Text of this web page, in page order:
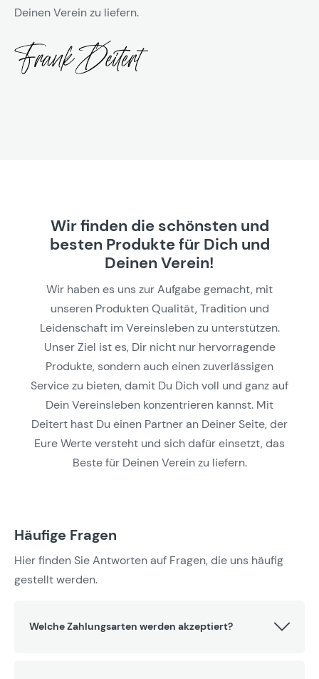
Deinen Verein zu liefern.
Wir finden die schönsten und
besten Produkte für Dich und
Deinen Verein!
Wir haben es uns zur Aufgabe gemacht, mit
unseren Produkten Qualität, Tradition und
Leidenschaft im Vereinsleben zu unterstützen.
Unser Ziel ist es, Dir nicht nur hervorragende
Produkte, sondern auch einen zuverlässigen
Service zu bieten, damit Du Dich voll und ganz auf
Dein Vereinsleben konzentrieren kannst. Mit
Deitert hast Du einen Partner an Deiner Seite, der
Eure Werte versteht und sich dafür einsetzt, das
Beste für Deinen Verein zu liefern.
Häufige Fragen
Hier finden Sie Antworten auf Fragen, die uns häufig
gestellt werden.
Welche Zahlungsarten werden akzeptiert?